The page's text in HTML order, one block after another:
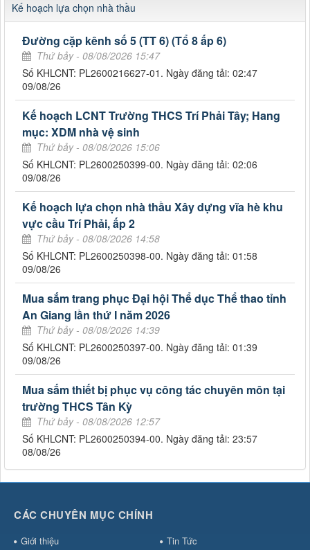
Kế hoạch lựa chọn nhà thầu
Đường cặp kênh số 5 (TT 6) (Tổ 8 ấp 6)
Thứ bảy - 08/08/2026 15:47
Số KHLCNT: PL2600216627-01. Ngày đăng tải: 02:47
09/08/26
Kế hoạch LCNT Trường THCS Trí Phải Tây; Hang
mục: XDM nhà vệ sinh
Thứ bảy - 08/08/2026 15:06
Số KHLCNT: PL2600250399-00. Ngày đăng tải: 02:06
09/08/26
Kế hoạch lựa chọn nhà thầu Xây dựng vĩa hè khu
vực cầu Trí Phải, ấp 2
Thứ bảy - 08/08/2026 14:58
Số KHLCNT: PL2600250398-00. Ngày đăng tải: 01:58
09/08/26
Mua sắm trang phục Đại hội Thể dục Thể thao tỉnh
An Giang lần thứ I năm 2026
Thứ bảy - 08/08/2026 14:39
Số KHLCNT: PL2600250397-00. Ngày đăng tải: 01:39
09/08/26
Mua sắm thiết bị phục vụ công tác chuyên môn tại
trường THCS Tân Kỳ
Thứ bảy - 08/08/2026 12:57
Số KHLCNT: PL2600250394-00. Ngày đăng tải: 23:57
08/08/26
CÁC CHUYÊN MỤC CHÍNH
Giới thiệu
Tin Tức